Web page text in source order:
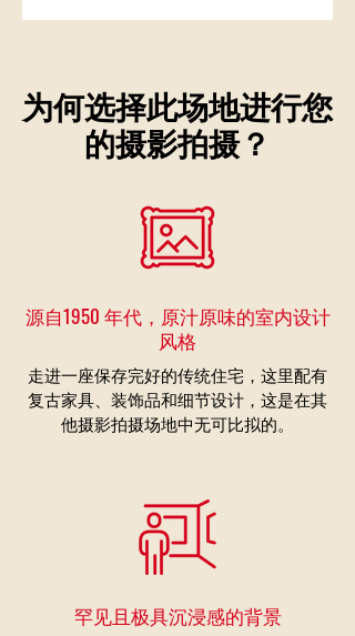
为何选择此场地进行您
的摄影拍摄？
源自1950 年代，原汁原味的室内设计
风格
走进一座保存完好的传统住宅，这里配有
复古家具、装饰品和细节设计，这是在其
他摄影拍摄场地中无可比拟的。
罕见且极具沉浸感的背景